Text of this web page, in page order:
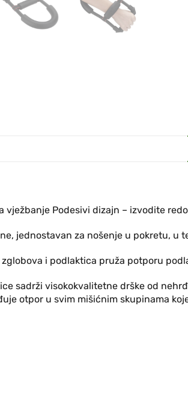
vježbanje Podesivi dizajn – izvodite
jednostavan za nošenje u pokretu, u
i podlaktica pruža potporu
sadrži visokokvalitetne drške od
otpor u svim mišićnim skupinama